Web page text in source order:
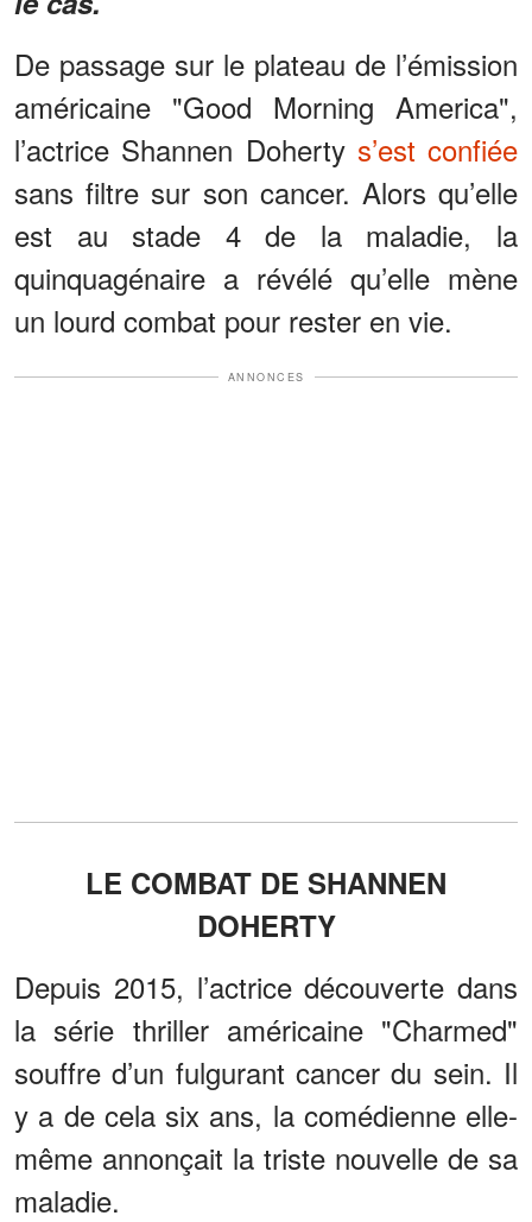
De passage sur le plateau de l’émission
américaine "Good Morning America",
l’actrice Shannen Doherty s’est confiée
sans filtre sur son cancer. Alors qu’elle
est au stade 4 de la maladie, la
quinquagénaire a révélé qu’elle mène
un lourd combat pour rester en vie.
ANNONCES
LE COMBAT DE SHANNEN
DOHERTY
Depuis 2015, l’actrice découverte dans
la série thriller américaine "Charmed"
souffre d’un fulgurant cancer du sein. Il
y a de cela six ans, la comédienne elle-
même annonçait la triste nouvelle de sa
maladie.